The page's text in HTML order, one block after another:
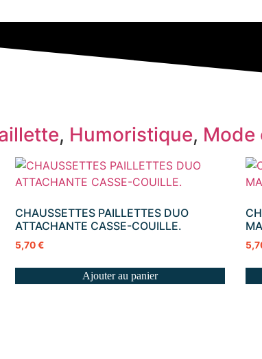
, Humoristique, Mode
CHAUSSETTES PAILLETTES DUO
ATTACHANTE CASSE-COUILLE.
5,70€
Ajouter au panier